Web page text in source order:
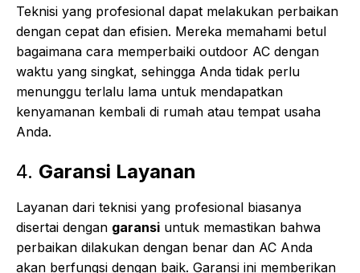
Teknisi yang profesional dapat melakukan perbaikan
dengan cepat dan efisien. Mereka memahami betul
bagaimana cara memperbaiki outdoor AC dengan
waktu yang singkat, sehingga Anda tidak perlu
menunggu terlalu lama untuk mendapatkan
kenyamanan kembali di rumah atau tempat usaha
Anda.
4. Garansi Layanan
Layanan dari teknisi yang profesional biasanya
disertai dengan garansi untuk memastikan bahwa
perbaikan dilakukan dengan benar dan AC Anda
akan berfungsi dengan baik. Garansi ini memberikan